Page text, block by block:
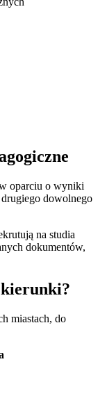
oparciu o wyniki
dowolnego
na studia
dokumentów,
kierunki?
miastach, do